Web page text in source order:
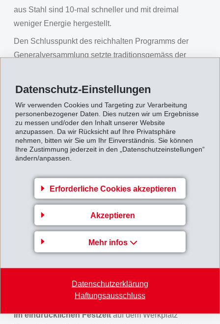
Datenschutz-Einstellungen
Wir verwenden Cookies und Targeting zur Verarbeitung
personenbezogener Daten. Dies nutzen wir um Ergebnisse
zu messen und/oder den Inhalt unserer Website
anzupassen. Da wir Rücksicht auf Ihre Privatsphäre
nehmen, bitten wir Sie um Ihr Einverständnis. Sie können
Ihre Zustimmung jederzeit in den „Datenschutzeinstellungen“
ändern/anpassen.
Erforderliche Cookies akzeptieren
Akzeptieren
Mehr infos
Datenschutzerklärung
Haftungsausschluss
aus Stahl sind 10-mal schneller und mit dreimal
weniger Energie hergestellt.
Den Schlusspunkt des reichhalten Programms der
Generalversammlung setzte traditionsgemäss der
Die Generalversammlung stimmte allen Anträgen des
Verwaltungsrates zu. So wird den Aktionären eine
ordentliche Dividende von CHF 16.50 brutto sowie
eineausserordentliche Dividende
zur Auszahlung gelangen.
In den Verwaltungsrat wiedergewählt wurden die
bisherige Verwaltungsräte: Bernhard Merki (Präsident),
Magdalena Martullo (Vizepräsidentin), Dr. Joachim
Streu und Christoph Mäder. Als Revisionsstelle wurde
die BDO AG, Zürich, gewählt. Weiterhin im Amt ist Dr.
Robert K. Däppen als unabhängiger
Stimmrechtsvertreter.
Im eindrücklichen Festzeltauf dem Werkplatz